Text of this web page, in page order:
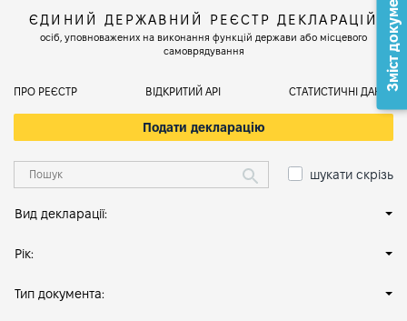
ЄДИНИЙ ДЕРЖАВНИЙ РЕЄСТР ДЕКЛАРАЦІЙ
осіб, уповноважених на виконання функцій держави або місцевого
самоврядування
ПРО РЕЄСТР ВІДКРИТИЙ АРІ СТАТИСТИЧНІ ДАНІ
Подати декларацію
шукати скрізь
Вид декларації:
Рік:
Тип документа:
Зміст документа